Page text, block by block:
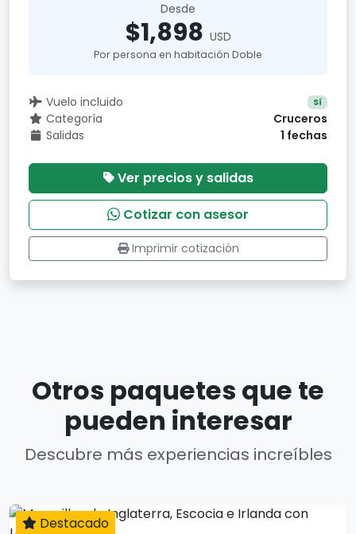
Desde
$1,898 USD
Por persona en habitación Doble
Vuelo incluido Sí
Categoría
Cruceros
Salidas
1 fechas
Ver precios y salidas
Cotizar con asesor
Imprimir cotización
Otros paquetes que te
pueden interesar
Descubre más experiencias increíbles
Destacado